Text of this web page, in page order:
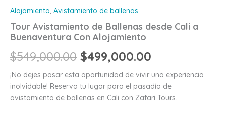
Alojamiento, Avistamiento de ballenas
Tour Avistamiento de Ballenas desde Cali a
Buenaventura Con Alojamiento
$549,000.00 $499,000.00
¡No dejes pasar esta oportunidad de vivir una experiencia
inolvidable! Reserva tu lugar para el pasadía de
avistamiento de ballenas en Cali con Zafari Tours.